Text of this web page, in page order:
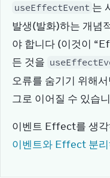
useEffectEvent 는
발생(발화)하는 개념
야 합니다 (이것이
든 것을
오류를 숨기기 위해
그로 이어질 수 있습
이벤트와 Effect 분리